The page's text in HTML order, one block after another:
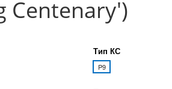
Centenary')
Тип КС
P9